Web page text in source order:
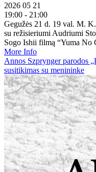
2026 05 21
19:00 - 21:00
Gegužės 21 d. 19 val. M.
su režisieriumi Audriumi
Sogo Ishii filmą “Yuma No
More Info
Annos Szprynger parodos
susitikimas su menininke